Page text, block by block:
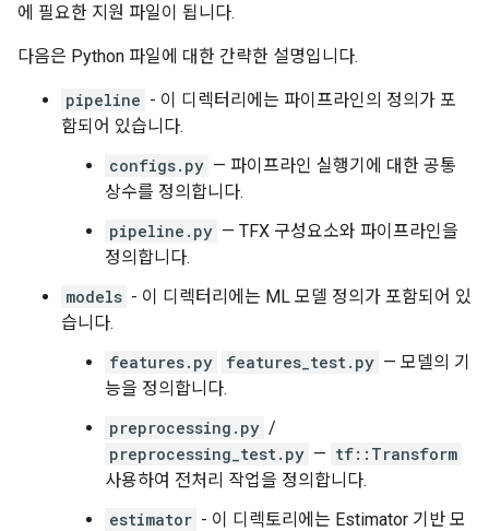
에 필요한 지원 파일이 됩니다.
다음은 Python 파일에 대한 간략한 설명입니다.
pipeline - 이 디렉터리에는 파이프라인의 정의가 포
함되어 있습니다.
configs.py — 파이프라인 실행기에 대한 공통
상수를 정의합니다.
pipeline.py — TFX 구성요소와 파이프라인을
정의합니다.
models - 이 디렉터리에는 ML 모델 정의가 포함되어 있
습니다.
features.py
features_test.py — 모델의 기
능을 정의합니다.
preprocessing.py /
preprocessing_test.py — tf::Transform
사용하여 전처리 작업을 정의합니다.
estimator - 이 디렉토리에는 Estimator 기반 모